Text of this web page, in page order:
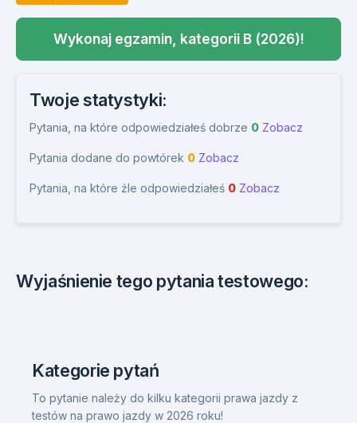
Wykonaj egzamin, kategorii B (2026)!
Twoje statystyki:
Pytania, na które odpowiedziałeś dobrze 0 Zobacz
Pytania dodane do powtórek 0 Zobacz
Pytania, na które źle odpowiedziałeś 0 Zobacz
Wyjaśnienie tego pytania testowego:
Kategorie pytań
To pytanie należy do kilku kategorii prawa jazdy z
testów na prawo jazdy w 2026 roku!